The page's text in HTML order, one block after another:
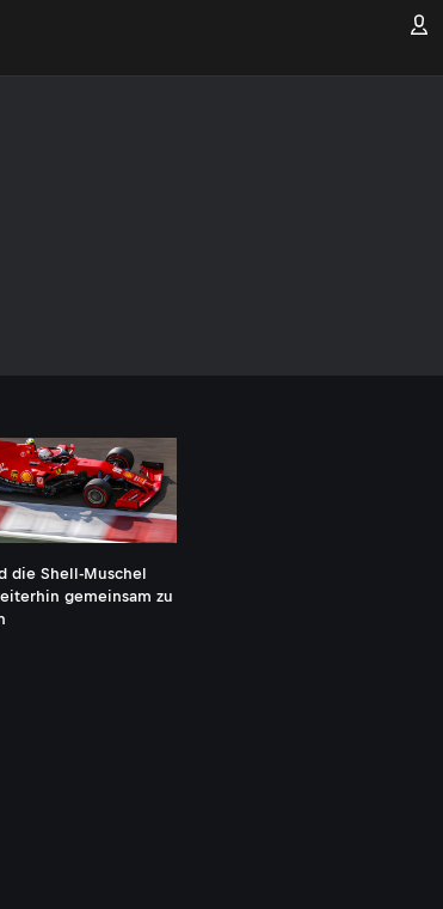
die Shell-Muschel
gemeinsam zu